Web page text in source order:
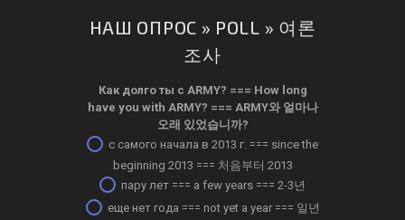
НАШ ОПРОС » POLL » 여론
조사
Как долго ты с ARMY? ­=== How long
have you with ARMY? === ARMY와 얼마나
오래 있었습니까?
с самого начала в 2013 г. === since the
beginning 2013 === 처음부터 2013
пару лет === a few years === 2-3년
еще нет года === not yet a year === 일년